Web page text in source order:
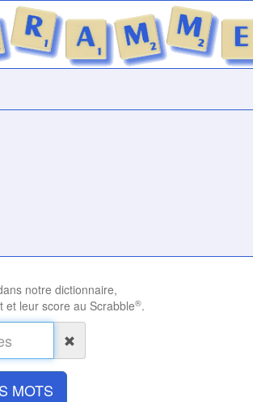
notre dictionnaire,
et leur score au Scrabble®.
MOTS